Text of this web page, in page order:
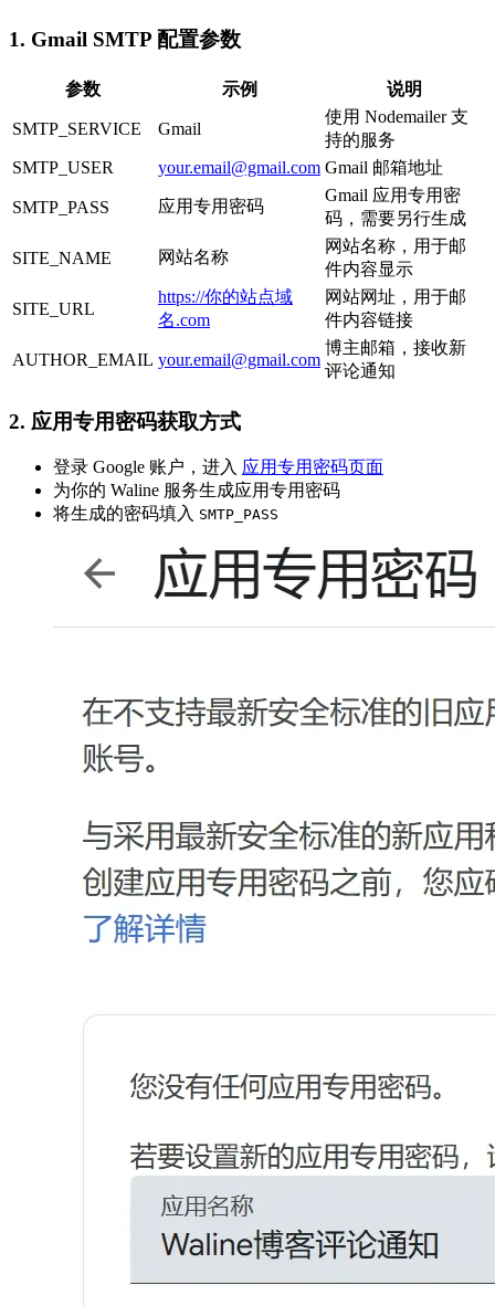
1. Gmail SMTP 配置参数
参数 示例 说明
SMTP_SERVICE Gmail
使用 Nodemailer 支
持的服务
SMTP_USER
your.email@gmail.com Gmail 邮箱地址
SMTP_PASS 应用专用密码
Gmail 应用专用密
码，需要另行生成
SITE_NAME 网站名称
网站名称，用于邮
件内容显示
SITE_URL
https://你的站点域
名.com
网站网址，用于邮
件内容链接
AUTHOR_EMAIL your.email@gmail.com
博主邮箱，接收新
评论通知
2. 应用专用密码获取方式
登录 Google 账户，进入 应用专用密码页面
为你的 Waline 服务生成应用专用密码
将生成的密码填入 SMTP_PASS